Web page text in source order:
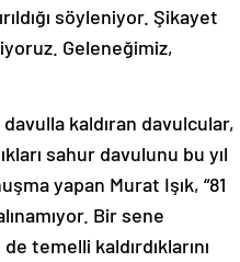
söyleniyor. Şikayet
Geleneğimiz,
kaldıran davulcular,
sahur davulunu bu yıl
yapan Murat Işık, “81
Bir sene
temelli kaldırdıklarını